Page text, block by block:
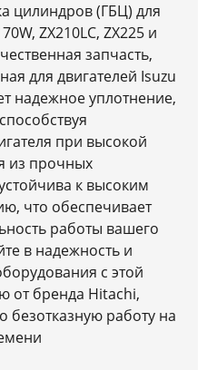
цилиндров (ГБЦ) для
ZX210LC, ZX225 и
запчасть,
для двигателей Isuzu
надежное уплотнение,
при высокой
из прочных
к высоким
что обеспечивает
работы вашего
в надежность и
с этой
от бренда Hitachi,
безотказную работу на